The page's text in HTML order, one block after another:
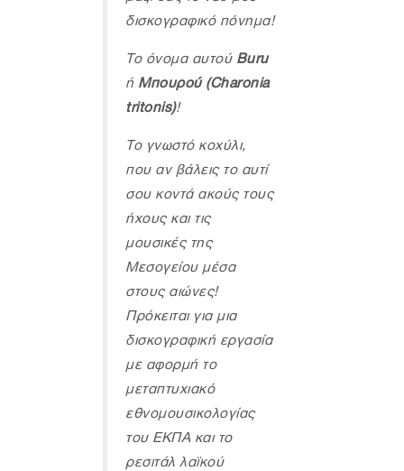
δισκογραφικό πόνημα!
Το όνομα αυτού Buru
ή Μπουρού (Charonia
tritonis)!
Το γνωστό κοχύλι,
που αν βάλεις το αυτί
σου κοντά ακούς τους
ήχους και τις
μουσικές της
Μεσογείου μέσα
στους αιώνες!
Πρόκειται για μια
δισκογραφική εργασία
με αφορμή το
μεταπτυχιακό
εθνομουσικολογίας
του ΕΚΠΑ και το
ρεσιτάλ λαϊκού